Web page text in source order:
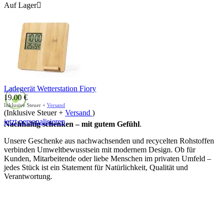
Auf Lager
Nachhaltig schenken – mit gutem Gefühl.
Unsere Geschenke aus nachwachsenden und recycelten Rohstoffen
verbinden Umweltbewusstsein mit modernem Design. Ob für
Kunden, Mitarbeitende oder liebe Menschen im privaten Umfeld –
jedes Stück ist ein Statement für Natürlichkeit, Qualität und
Verantwortung.
Ladegerät Wetterstation Fiory
19.00 €
Inklusive Steuer + Versand
(Inklusive Steuer + Versand )
jetzt personalisieren